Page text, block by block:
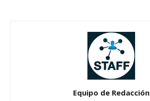
Equipo de Redacción